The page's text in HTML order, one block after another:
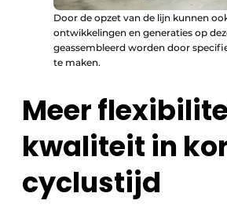
Door de opzet van de lijn kunnen
ontwikkelingen en generaties op
geassembleerd worden door
te maken.
Meer
kwaliteit in
cyclustijd